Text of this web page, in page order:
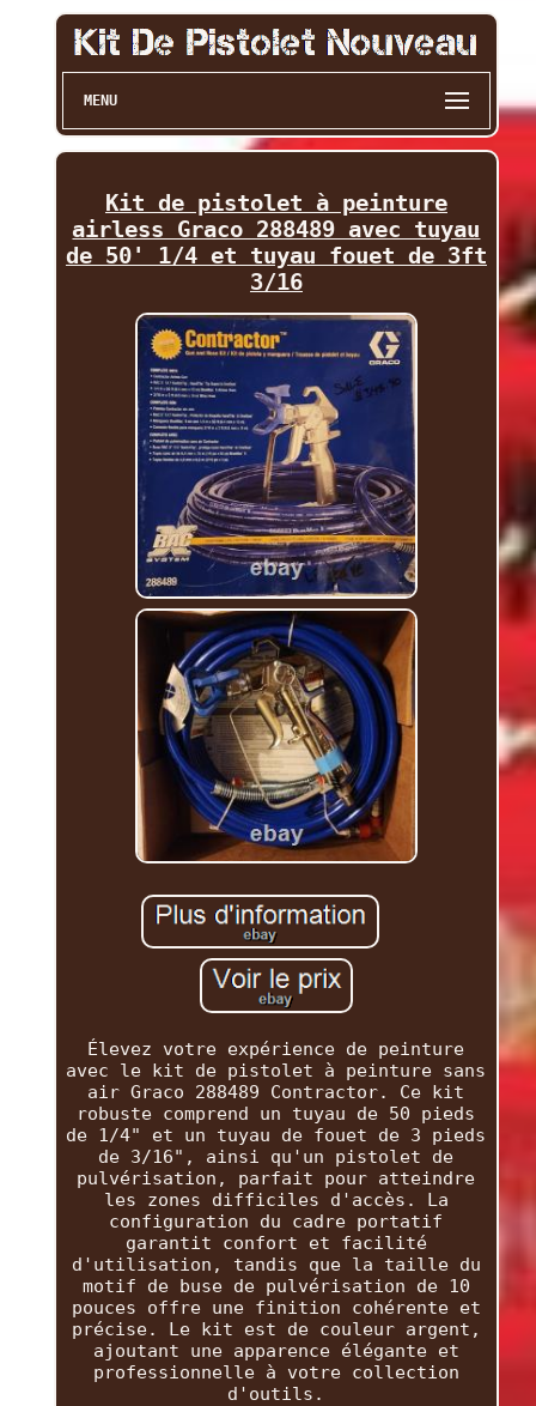
MENU
Kit de pistolet à peinture
airless Graco 288489 avec tuyau
de 50' 1/4 et tuyau fouet de 3ft
3/16
Élevez votre expérience de peinture
avec le kit de pistolet à peinture sans
air Graco 288489 Contractor. Ce kit
robuste comprend un tuyau de 50 pieds
de 1/4" et un tuyau de fouet de 3 pieds
de 3/16", ainsi qu'un pistolet de
pulvérisation, parfait pour atteindre
les zones difficiles d'accès. La
configuration du cadre portatif
garantit confort et facilité
d'utilisation, tandis que la taille du
motif de buse de pulvérisation de 10
pouces offre une finition cohérente et
précise. Le kit est de couleur argent,
ajoutant une apparence élégante et
professionnelle à votre collection
d'outils.